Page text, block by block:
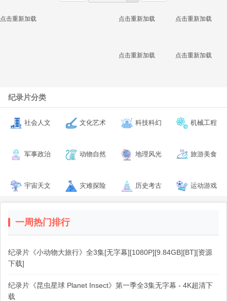
点击重新加载 点击重新加载 点击重新加载
点击重新加载 点击重新加载
纪录片分类
社会人文 文化艺术 科技科幻 机械工程
军事政治 动物自然 地理风光 旅游美食
宇宙天文 灾难探险 历史考古 运动游戏
一周热门排行
纪录片《小动物大旅行》全3集[无字幕][1080P][9.84GB][BT][资源
下载]
纪录片《昆虫星球 Planet Insect》第一季全3集无字幕 - 4K超清下
载